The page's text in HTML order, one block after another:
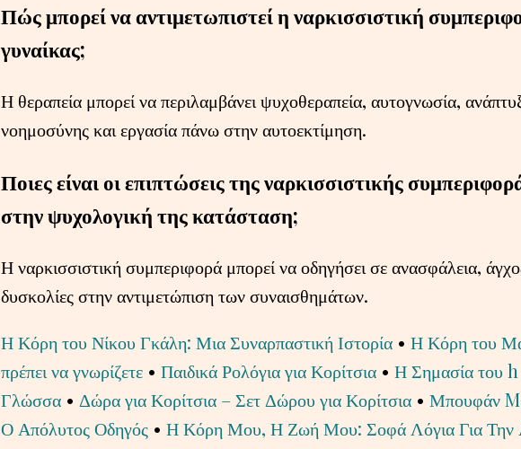
Πώς μπορεί να αντιμετωπιστεί η ναρκισσιστική
γυναίκας;
Η θεραπεία μπορεί να περιλαμβάνει ψυχοθεραπεία, αυτογνωσία,
νοημοσύνης και εργασία πάνω στην αυτοεκτίμηση.
Ποιες είναι οι επιπτώσεις της ναρκισσιστικής
στην ψυχολογική της κατάσταση;
Η ναρκισσιστική συμπεριφορά μπορεί να οδηγήσει σε ανασφάλεια,
δυσκολίες στην αντιμετώπιση των συναισθημάτων.
Η Κόρη του Νίκου Γκάλη: Μια Συναρπαστική Ιστορία • Η Κόρη του
πρέπει να γνωρίζετε • Παιδικά Ρολόγια για Κορίτσια • Η Σημασία του h
Γλώσσα • Δώρα για Κορίτσια – Σετ Δώρου για Κορίτσια • Μπουφάν
Ο Απόλυτος Οδηγός • Η Κόρη Μου, Η Ζωή Μου: Σοφά Λόγια Για Την